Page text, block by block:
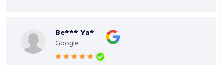
Be*** Ya*
Google